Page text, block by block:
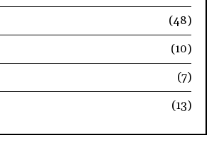
(48)
(10)
(7)
(13)